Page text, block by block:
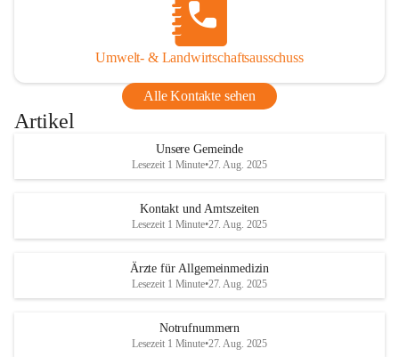
Umwelt- & Landwirtschaftsausschuss
Alle Kontakte sehen
Artikel
Unsere Gemeinde
Lesezeit 1 Minute•27. Aug. 2025
Kontakt und Amtszeiten
Lesezeit 1 Minute•27. Aug. 2025
Ärzte für Allgemeinmedizin
Lesezeit 1 Minute•27. Aug. 2025
Notrufnummern
Lesezeit 1 Minute•27. Aug. 2025